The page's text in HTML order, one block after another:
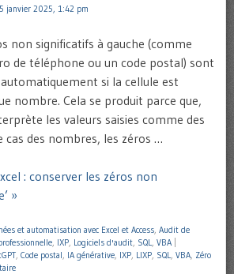
5 janvier 2025, 1:42 pm
non significatifs à gauche (comme
de téléphone ou un code postal) sont
si la cellule est
nombre. Cela se produit parce que,
les valeurs saisies comme des
cas des nombres, les zéros …
: conserver les zéros non
»
et automatisation avec Excel et Access, Audit de
, IXP, Logiciels d'audit, SQL, VBA
, Code postal, IA générative, IXP, LIXP, SQL, VBA, Zéro